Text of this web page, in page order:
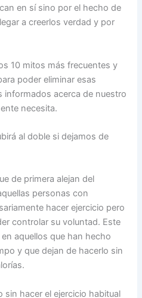
en sí sino por el hecho de
a creerlos verdad y por
10 mitos más frecuentes y
poder eliminar esas
informados acerca de nuestro
necesita.
al doble si dejamos de
de primera alejan del
personas con
hacer ejercicio pero
controlar su voluntad. Este
aquellos que han hecho
y que dejan de hacerlo sin
sin hacer el ejercicio habitual